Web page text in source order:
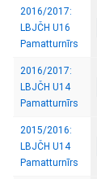
2016/2017:
LBJČH U16
Pamatturnīrs
2016/2017:
LBJČH U14
Pamatturnīrs
2015/2016:
LBJČH U14
Pamatturnīrs